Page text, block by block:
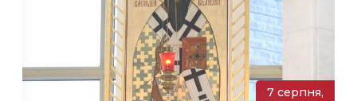
7 серпня,